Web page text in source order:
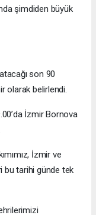
şimdiden büyük
son 90
olarak belirlendi.
İzmir Bornova
İzmir ve
bu tarihi günde tek